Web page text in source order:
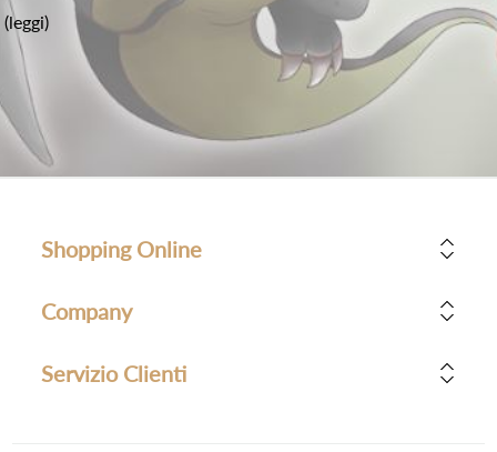
(leggi)
Shopping Online
Company
Servizio Clienti